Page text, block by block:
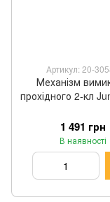
Артикул: 20-
Механізм
прохідного 2-кл
1 491 грн
В наявності